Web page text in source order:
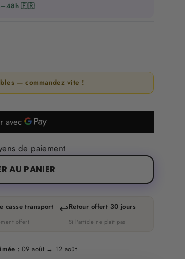
🇫🇷
— commandez vite !
AU PANIER
de paiement
casse transport
offert
↩️Retour offert 30 jours
Si l'article ne plaît pas
: 09 août → 12 août